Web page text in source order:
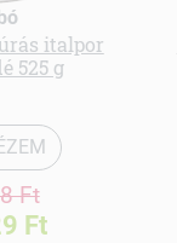
italpor
525 g
Ft
Ft